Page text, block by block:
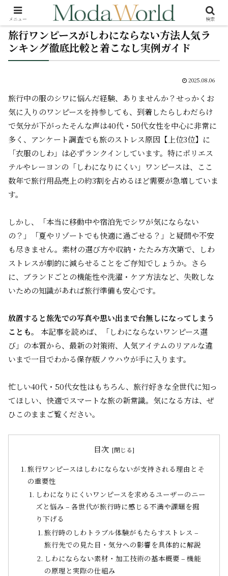
旅行ワンピースがしわにならない方法人気ラ
ンキング徹底比較と着こなし実例ガイド
2025.08.06
旅行中の服のシワに悩んだ経験、ありませんか？せっかくお
気に入りのワンピースを持参しても、到着したらしわだらけ
で気分が下がった――そんな声は40代・50代女性を中心に非常に
多く、アンケート調査でも旅のストレス原因【上位3位】に
「衣服のしわ」は必ずランクインしています。特にポリエス
テルやレーヨンの「しわになりにくい」ワンピースは、ここ
数年で旅行用品売上の約3割を占めるほど需要が急増していま
す。
しかし、「本当に移動中や宿泊先でシワが気にならない
の？」「夏やリゾートでも快適に過ごせる？」と疑問や不安
も尽きません。素材の選び方や収納・たたみ方次第で、しわ
ストレスが劇的に減らせることをご存知でしょうか。さら
に、ブランドごとの機能性や洗濯・ケア方法など、失敗しな
いための知識があれば旅行準備も安心です。
放置すると旅先での写真や思い出まで台無しになってしまう
ことも。
本記事を読めば、「しわにならないワンピース選
び」の本質から、最新の対策術、人気アイテムのリアルな違
いまで一目でわかる保存版ノウハウが手に入ります。
忙しい40代・50代女性はもちろん、旅行好きな全世代に知っ
てほしい、快適でスマートな旅の新常識。気になる方は、ぜ
ひこのままご覧ください。
目次
旅行ワンピースはしわにならないが支持される理由とそ
の重要性
しわになりにくいワンピースを求めるユーザーのニー
ズと悩み – 各世代が旅行時に感じる不満や課題を掘
り下げる
旅行時のしわトラブル体験がもたらすストレス –
旅行先での見た目・気分への影響を具体的に解説
しわにならない素材・加工技術の基本概要 – 機能
の原理と実際の仕組み
メニュー 検索